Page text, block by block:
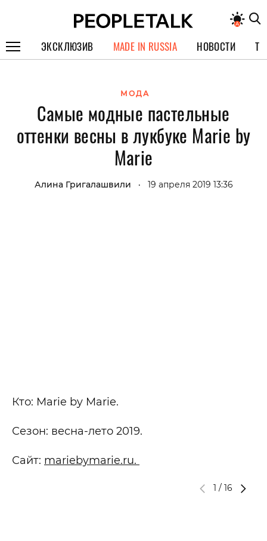
ЭКСКЛЮЗИВ
ИНТЕРВЬЮ
ПОКОЛЕНИЕ
MADE IN RUSSIA НОВОСТИ
МОДА
Самые модные пастельные
оттенки весны в лукбуке Marie by
Marie
Алина Григалашвили • 19 апреля 2019 13:36
Кто: Marie by Marie.
Сезон: весна-лето 2019.
Сайт: mariebymarie.ru.
1 / 16